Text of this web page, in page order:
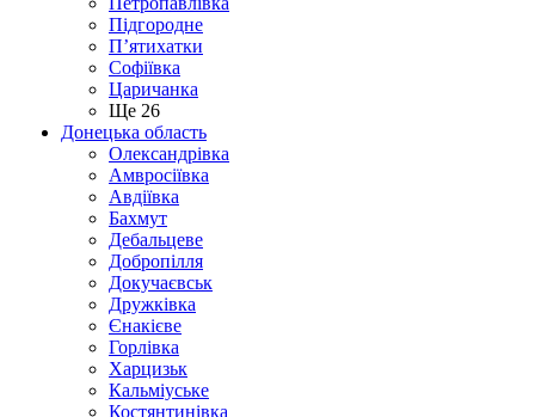
Підгородне
П’ятихатки
Софіївка
Царичанка
Ще 26
Донецька область
Олександрівка
Амвросіївка
Авдіївка
Бахмут
Дебальцеве
Добропілля
Докучаєвськ
Дружківка
Єнакієве
Горлівка
Харцизьк
Кальміуське
Костянтинівка